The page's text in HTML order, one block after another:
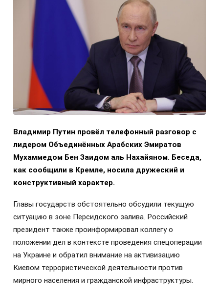
Владимир Путин провёл телефонный разговор с
лидером Объединённых Арабских Эмиратов
Мухаммедом Бен Заидом аль Нахайяном. Беседа,
как сообщили в Кремле, носила дружеский и
конструктивный характер.
Главы государств обстоятельно обсудили текущую
ситуацию в зоне Персидского залива. Российский
президент также проинформировал коллегу о
положении дел в контексте проведения спецоперации
на Украине и обратил внимание на активизацию
Киевом террористической деятельности против
мирного населения и гражданской инфраструктуры.